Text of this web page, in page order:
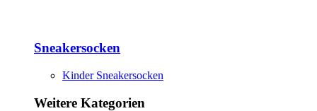
Sneakersocken
Kinder Sneakersocken
Weitere Kategorien